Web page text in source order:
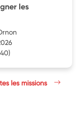
les
les missions